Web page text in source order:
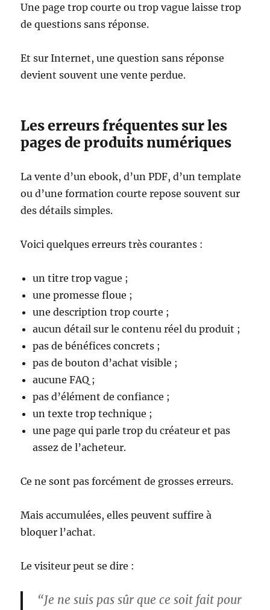
Une page trop courte ou trop vague laisse trop
de questions sans réponse.
Et sur Internet, une question sans réponse
devient souvent une vente perdue.
Les erreurs fréquentes sur les
pages de produits numériques
La vente d’un ebook, d’un PDF, d’un template
ou d’une formation courte repose souvent sur
des détails simples.
Voici quelques erreurs très courantes :
un titre trop vague ;
une promesse floue ;
une description trop courte ;
aucun détail sur le contenu réel du produit ;
pas de bénéfices concrets ;
pas de bouton d’achat visible ;
aucune FAQ ;
pas d’élément de confiance ;
un texte trop technique ;
une page qui parle trop du créateur et pas
assez de l’acheteur.
Ce ne sont pas forcément de grosses erreurs.
Mais accumulées, elles peuvent suffire à
bloquer l’achat.
Le visiteur peut se dire :
“Je ne suis pas sûr que ce soit fait pour